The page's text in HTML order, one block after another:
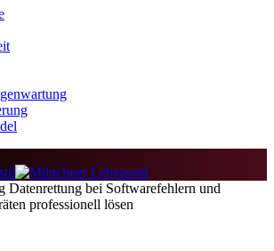
Datenrettung bei Softwarefehlern und
professionell lösen